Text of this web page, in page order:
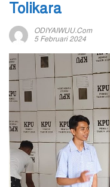
Tolikara
ODIYAIWUU.com
5 Februari 2024